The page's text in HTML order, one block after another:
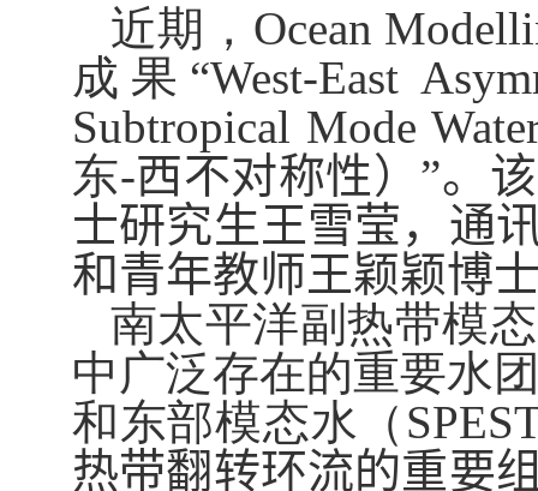
近期， Ocean
成果“West-East
Subtropical Mode
东-西不对称性）”。
士研究生王雪莹， 通
和青年教师王颖颖博
南太平洋副热带模
中广泛存在的重要水
和东部模态水（
热带翻转环流的重要